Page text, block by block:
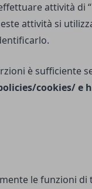
attività di
attività si
è sufficiente
cookies/e
le funzioni di